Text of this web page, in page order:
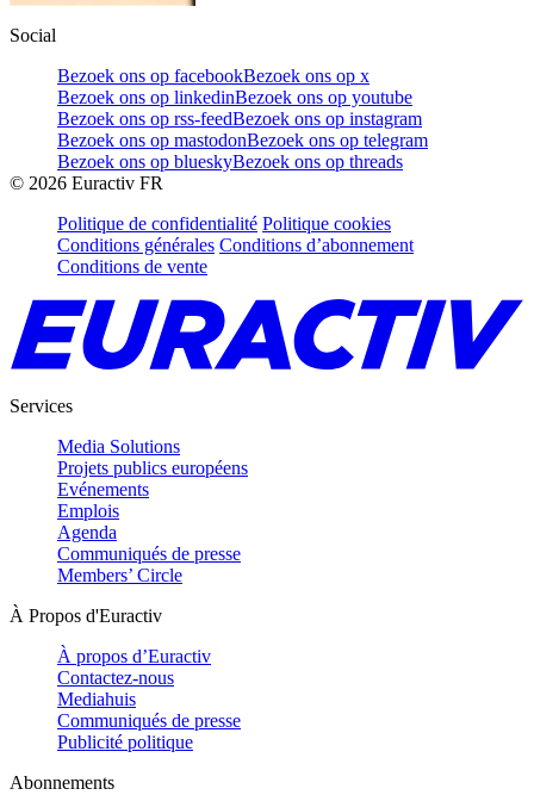
Social
Bezoek ons op facebookBezoek ons op x
Bezoek ons op linkedinBezoek ons op youtube
Bezoek ons op rss-feedBezoek ons op instagram
Bezoek ons op mastodonBezoek ons op telegram
Bezoek ons op blueskyBezoek ons op threads
© 2026 Euractiv FR
Politique de confidentialité Politique cookies
Conditions générales Conditions d’abonnement
Conditions de vente
Services
Media Solutions
Projets publics européens
Evénements
Emplois
Agenda
Communiqués de presse
Members’ Circle
À Propos d'Euractiv
À propos d’Euractiv
Contactez-nous
Mediahuis
Communiqués de presse
Publicité politique
Abonnements